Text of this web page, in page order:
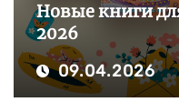
Новые книги
2026
09.04.2026